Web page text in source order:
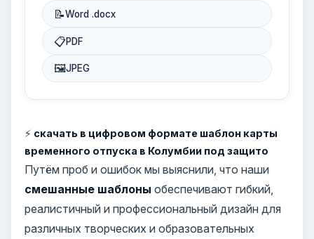
📝Word .docx
📋PDF
🖼JPEG
⚡ скачать в цифровом формате шаблон карты
временного отпуска в Колумбии под защито
Путём проб и ошибок мы выяснили, что наши
смешанные шаблоны обеспечивают гибкий,
реалистичный и профессиональный дизайн для
различных творческих и образовательных